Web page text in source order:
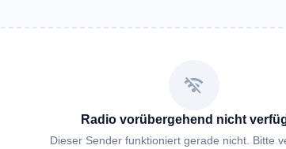
wifi_off
Radio vorübergehend nicht
Dieser Sender funktioniert gerade nicht. Bitte